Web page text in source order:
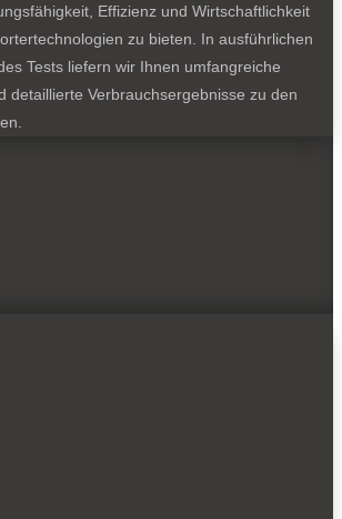
Effizienz und Wirtschaftlichkeit
zu bieten. In ausführlichen
Tests liefern wir Ihnen umfangreiche
detaillierte Verbrauchsergebnisse zu den